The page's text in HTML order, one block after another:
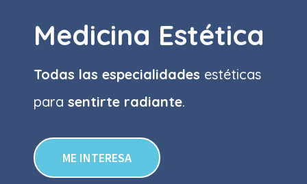
Medicina Estética
Todas las especialidades estéticas
parasentirte radiante.
ME INTERESA